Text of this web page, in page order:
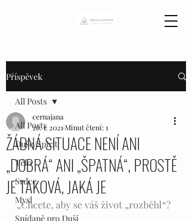
Příspěvek
All Posts
Duše/Spirit
Tělo
Srdce
Mysl
Snídaně pro Duši
All Posts
ŽÁDNÁ SITUACE NENÍ ANI
„DOBRÁ“ ANI „ŠPATNÁ“, PROSTĚ
JE TAKOVÁ, JAKÁ JE
cernajana
26. 1. 2021 Minut čtení: 1
„Chcete, aby se váš život „rozběhl“?